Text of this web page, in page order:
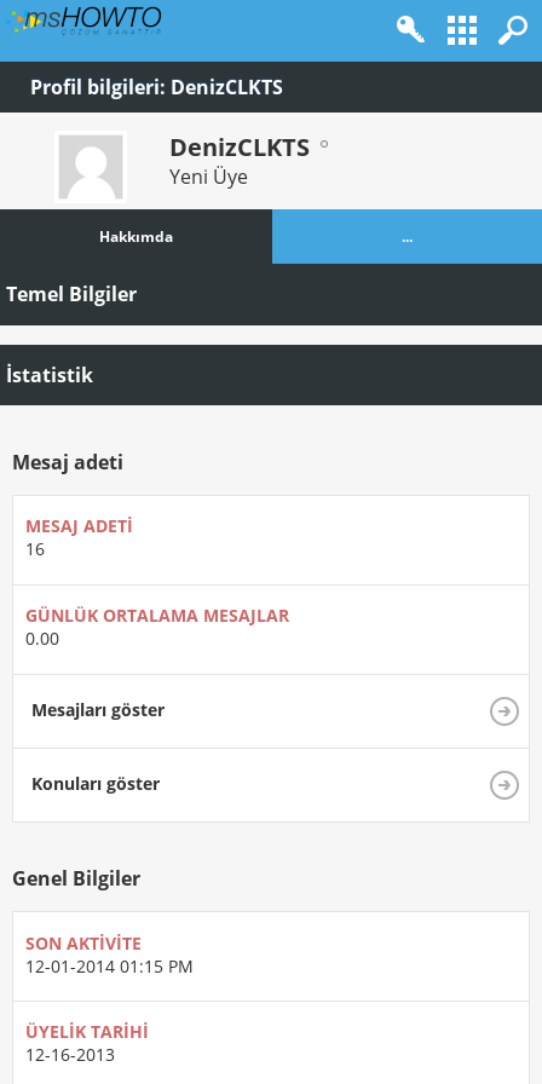
Profil bilgileri: DenizCLKTS
DenizCLKTS
Yeni Üye
Hakkımda ...
Temel Bilgiler
İstatistik
Mesaj adeti
MESAJ ADETI
16
GÜNLÜK ORTALAMA MESAJLAR
0.00
Mesajları göster
Konuları göster
Genel Bilgiler
SON AKTIVITE
12-01-2014 01:15 PM
ÜYELIK TARIHI
12-16-2013